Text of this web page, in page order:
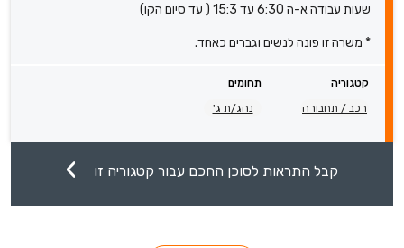
שעות עבודה א-ה 6:30 עד 15:3 ( עד סיום הקו)
* משרה זו פונה לנשים וגברים כאחד.
קטגוריה
תחומים
רכב / תחבורה
נהג/ת ג'
קבל התראות לסוכן החכם עבור קטגוריה זו